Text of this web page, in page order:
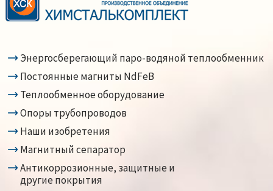
Энергосберегающий паро-водяной теплообменник
Постоянные магниты NdFeB
Теплообменное оборудование
Опоры трубопроводов
Наши изобретения
Магнитный сепаратор
Антикоррозионные, защитные и
другие покрытия